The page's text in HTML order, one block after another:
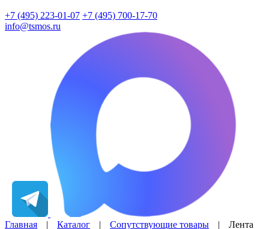
+7 (495) 223-01-07 +7 (495) 700-17-70
info@tsmos.ru
Главная | Каталог | Сопутствующие товары | Лента